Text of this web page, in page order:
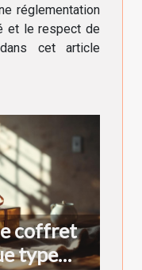
réglementation
et le respect de
dans cet article
coffret
type